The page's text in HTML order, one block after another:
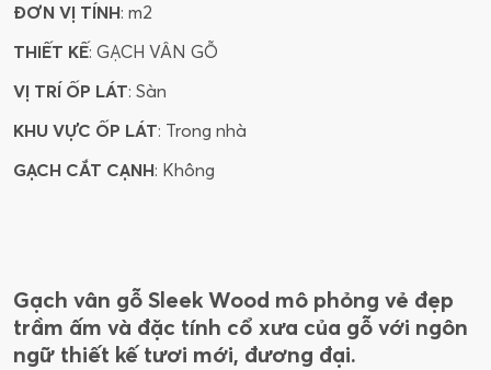
ĐƠN VỊ TÍNH: m2
THIẾT KẾ: GẠCH VÂN GỖ
VỊ TRÍ ỐP LÁT: Sàn
KHU VỰC ỐP LÁT: Trong nhà
GẠCH CẮT CẠNH: Không
Gạch vân gỗ Sleek Wood mô phỏng vẻ đẹp
trầm ấm và đặc tính cổ xưa của gỗ với ngôn
ngữ thiết kế tươi mới, đương đại.